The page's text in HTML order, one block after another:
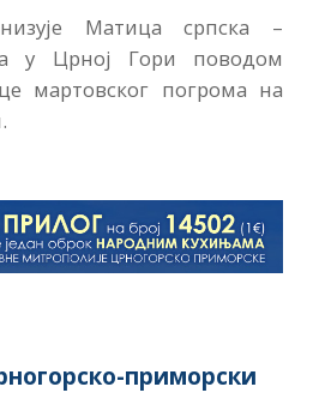
Матица српска –
у Црној Гори поводом
мартовског погрома на
приморски